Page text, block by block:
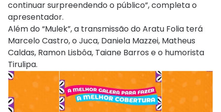
continuar surpreendendo o público”, completa o
apresentador.
Além do “Mulek”, a transmissão do Aratu Folia terá
Marcelo Castro, o Juca, Daniela Mazzei, Matheus
Caldas, Ramon Lisbôa, Taiane Barros e o humorista
Tirulipa.